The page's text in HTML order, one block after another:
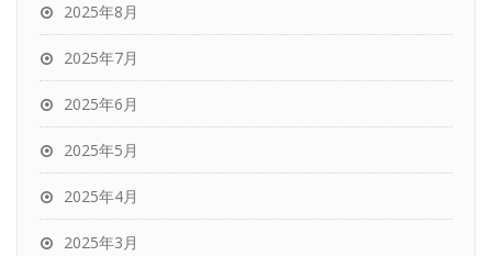
2025年8月
2025年7月
2025年6月
2025年5月
2025年4月
2025年3月